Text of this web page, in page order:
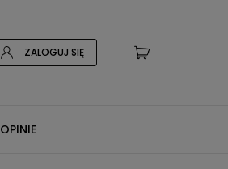
ZALOGUJ SIĘ
OPINIE